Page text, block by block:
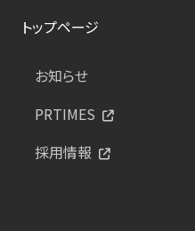
トップページ
お知らせ
PRTIMES
採用情報